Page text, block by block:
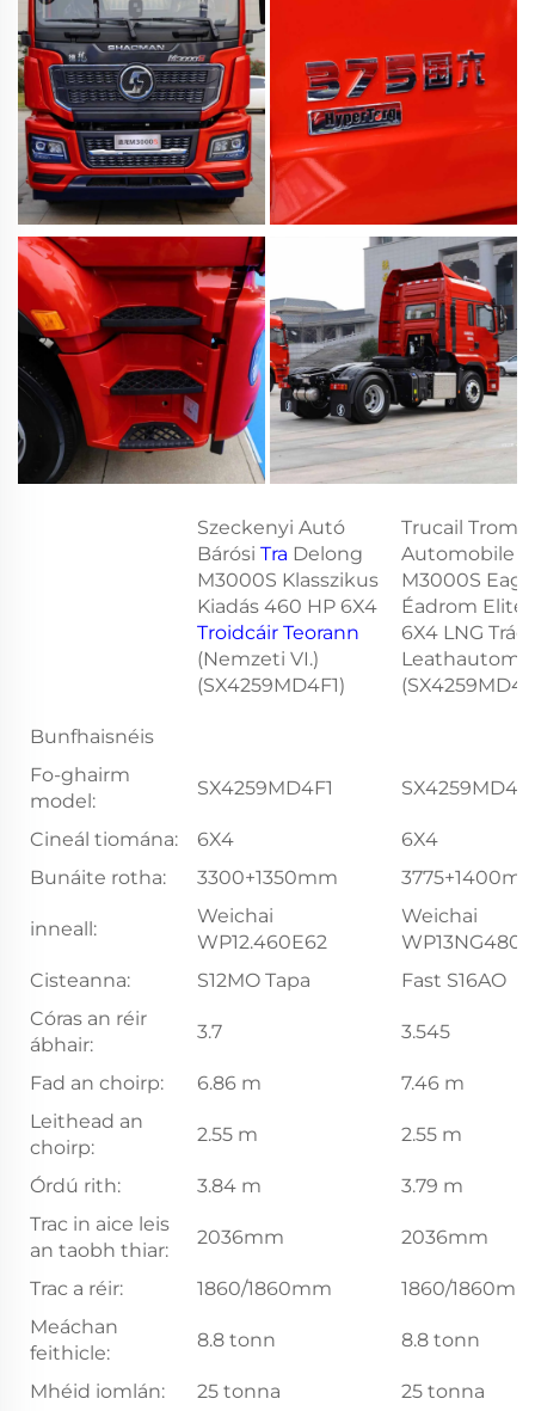
Szeckenyi Autó
Bárósi Tra Delong
M3000S Klasszikus
Kiadás 460 HP 6X4
Troidcáir Teorann
(Nemzeti VI.)
(SX4259MD4F1)
Trucail Trom
Automobile
M3000S
Éadrom Elite
6X4 LNG
Bunfhaisnéis
Fo-ghairm
model:
SX4259MD4F1
Cineál tiomána: 6X4
6X4
Bunáite rotha:
3300+1350mm
inneall:
Weichai
WP12.460E62
Weichai
Cisteanna:
S12MO Tapa
Fast S16AO
Córas an réir
ábhair:
3.7 3.545
Fad an choirp: 6.86 m
7.46 m
Leithead an
choirp:
2.55 m 2.55 m
Órdú rith: 3.84 m
3.79 m
Trac in aice leis
an taobh thiar:
2036mm 2036mm
Trac a réir: 1860/1860mm
1860/1860mm
Meáchan
feithicle:
8.8 tonn 8.8 tonn
Mhéid iomlán: 25 tonna
25 tonna